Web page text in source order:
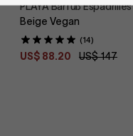
PLAYA Barfuß Espadrilles
Beige Vegan
(14)
US$ 88.20 US$ 147